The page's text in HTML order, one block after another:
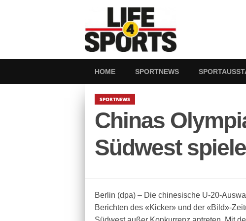
HOME SPORTNEWS
SPORTNEWS
Chinas
Südwest
Berlin (dpa) – Die chinesische U-20-
Berichten des «Kicker» und der «Bild»-